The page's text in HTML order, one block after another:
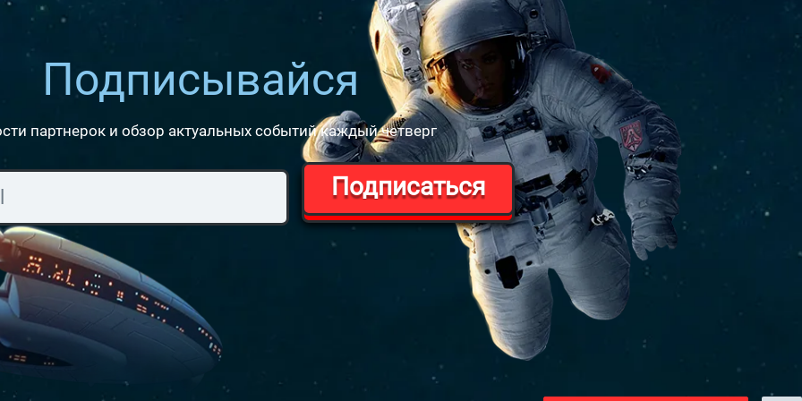
Подписывайся
партнерок и обзор актуальных событий каждый четверг
Подписаться